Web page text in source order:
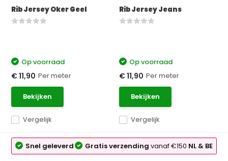
Rib Jersey Oker Geel
Vergelijk
Op voorraad
€ 11,90 Per meter
Bekijken
Rib Jersey Jeans
Vergelijk
Op voorraad
€ 11,90 Per meter
Bekijken
Snel geleverd Gratis verzendingvanaf €150 NL & BE